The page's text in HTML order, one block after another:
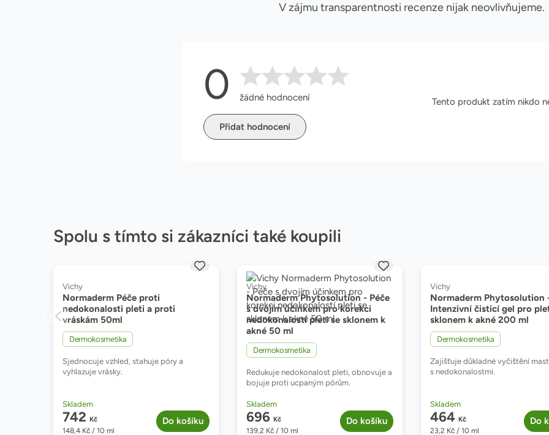
V zájmu transparentnosti recenze nijak neovlivňujeme.
0 žádné hodnocení
Přidat hodnocení
Tento produkt zatím nikdo
Spolu s tímto si zákazníci také koupili
Normaderm Péče proti
nedokonalosti pleti a proti
vráskám 50ml
Značka:
Vichy
Dermokosmetika,
Sjednocuje vzhled, stahuje póry a
vyhlazuje vrásky.
Dostupnost:
Skladem
742 Kč
148,4 Kč / 10 ml
Do košíku
Normaderm Phytosolution - Péče
s dvojím účinkem pro korekci
nedokonalostí pleti se sklonem k
akné 50 ml
Značka:
Vichy
Dermokosmetika,
Redukuje nedokonalost pleti, obnovuje a
bojuje proti ucpaným pórům.
Dostupnost:
Skladem
696 Kč
139,2 Kč / 10 ml
Do košíku
Normaderm Phytosolution
Intenzivní čisticí gel pro
sklonem k akné 200 ml
Značka:
Vichy
Dermokosmetika,
Zajišťuje důkladné vyčištění
s nedokonalostmi.
Dostupnost:
Skladem
464 Kč
23,2 Kč / 10 ml
Do